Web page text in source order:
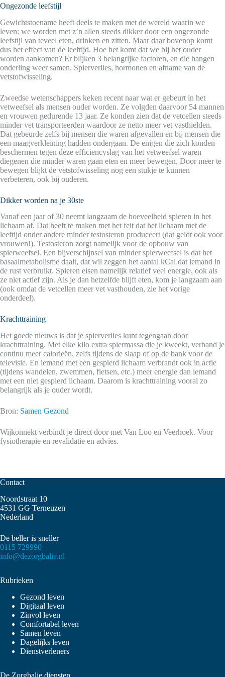
Ongezonde leefstijl
Gewichtstoename heeft deels te maken met de wereld waarin we
leven: we worden met z’n allen steeds dikker door een ongezonde
leefstijl van teveel eten, drinken en zitten. Maar daar bovenop komt
dus het effect van de leeftijd. Hoe het komt dat we bij het ouder
worden aankomen? Er blijken 3 belangrijke factoren, en die hangen
onderling weer samen. Spierverlies, hormonen en afname van de
vetstofwisseling.
Zweedse wetenschappers keken recent naar wat er gebeurt in het
vetweefsel als mensen ouder worden. Ze volgden daarvoor 54 mannen
en vrouwen gedurende 13 jaar. Ze konden zien dat de vetcellen steeds
minder vet transporteerden waardoor ze netto meer vet vasthielden.
Dat gebeurde zelfs bij mensen die waren afgevallen en bij mensen die
een maagverkleining hadden ondergaan. De enigen die zich konden
beschermen tegen deze efficiencyslag van het vetweefsel waren
diegenen die minder waren gaan eten en meer bewegen. Door meer te
bewegen blijkt de vetstofwisseling nog een stukje te kunnen
verbeteren, ook bij ouderen.
Dikker worden na je 30ste
Vanaf een jaar of 30 neemt langzaam de hoeveelheid spieren in het
lichaam af. Dat heeft te maken met het feit dat het lichaam met de
leeftijd onder andere minder testosteron produceert (dat geldt ook voor
vrouwen!). Testosteron zorgt namelijk voor de opbouw van
spierweefsel. Een bijverschijnsel van minder spierweefsel is dat het
basaalmetabolisme daalt, dat wil zeggen het aantal kCal dat iemand in
de rust verbruikt. Spieren eisen namelijk relatief veel energie, ook als
ze niet actief zijn. Als je dan hetzelfde blijft eten, kom je langzaam aan
(ook omdat de vetcellen meer vet vasthouden, zie het vorige
onderdeel).
Krachttraining
Het goede nieuws is dat je spierverlies kunt tegengaan door
krachttraining. Met elke kilo extra spiermassa die je kweekt, verband je
continu meer calorieën, zelfs tijdens de slaap of op de bank voor de
televisie. En iemand met een gespierd lichaam verbrandt ook in actie
(tijdens wandelen, zwemmen, fietsen, etc.) meer energie dan iemand
met een niet gespierd lichaam. Daarom is krachttraining vooral zo
belangrijk als je ouder wordt.
Bron: Samen Gezond
Wijkonnekt verbindt je direct door met Van Loo en Veerhoek. Voor
fysiotherapie en revalidatie en advies.
Contact
Noordstraat 10
4531 GG Terneuzen
Nederland
De beller is sneller
0115 729990
info@dezorgbalie.nl
Rubrieken
Gezond leven
Digitaal leven
Zinvol leven
Comfortabel leven
Samen leven
Dagelijks leven
Dienstverleners
De Zorgbalie diensten